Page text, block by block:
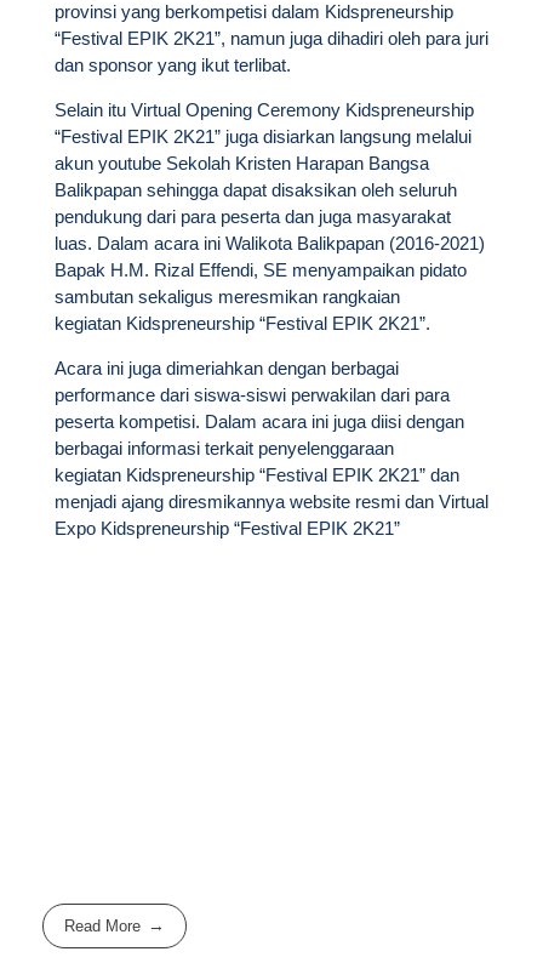
provinsi yang berkompetisi dalam Kidspreneurship
“Festival EPIK 2K21”, namun juga dihadiri oleh para juri
dan sponsor yang ikut terlibat.
Selain itu Virtual Opening Ceremony Kidspreneurship
“Festival EPIK 2K21” juga disiarkan langsung melalui
akun youtube Sekolah Kristen Harapan Bangsa
Balikpapan sehingga dapat disaksikan oleh seluruh
pendukung dari para peserta dan juga masyarakat
luas. Dalam acara ini Walikota Balikpapan (2016-2021)
Bapak H.M. Rizal Effendi, SE menyampaikan pidato
sambutan sekaligus meresmikan rangkaian
kegiatan Kidspreneurship “Festival EPIK 2K21”.
Acara ini juga dimeriahkan dengan berbagai
performance dari siswa-siswi perwakilan dari para
peserta kompetisi. Dalam acara ini juga diisi dengan
berbagai informasi terkait penyelenggaraan
kegiatan Kidspreneurship “Festival EPIK 2K21” dan
menjadi ajang diresmikannya website resmi dan Virtual
Expo Kidspreneurship “Festival EPIK 2K21”
Read More